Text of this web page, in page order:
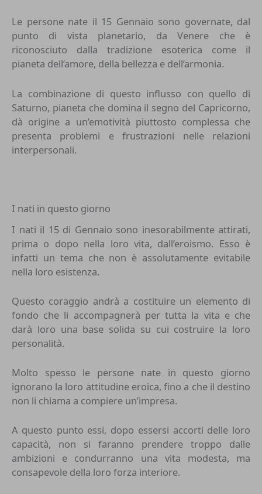
Le persone nate il 15 Gennaio sono governate, dal
punto di vista planetario, da Venere che è
riconosciuto dalla tradizione esoterica come il
pianeta dell’amore, della bellezza e dell’armonia.
La combinazione di questo influsso con quello di
Saturno, pianeta che domina il segno del Capricorno,
dà origine a un’emotività piuttosto complessa che
presenta problemi e frustrazioni nelle relazioni
interpersonali.
I nati in questo giorno
I nati il 15 di Gennaio sono inesorabilmente attirati,
prima o dopo nella loro vita, dall’eroismo. Esso è
infatti un tema che non è assolutamente evitabile
nella loro esistenza.
Questo coraggio andrà a costituire un elemento di
fondo che li accompagnerà per tutta la vita e che
darà loro una base solida su cui costruire la loro
personalità.
Molto spesso le persone nate in questo giorno
ignorano la loro attitudine eroica, fino a che il destino
non li chiama a compiere un’impresa.
A questo punto essi, dopo essersi accorti delle loro
capacità, non si faranno prendere troppo dalle
ambizioni e condurranno una vita modesta, ma
consapevole della loro forza interiore.